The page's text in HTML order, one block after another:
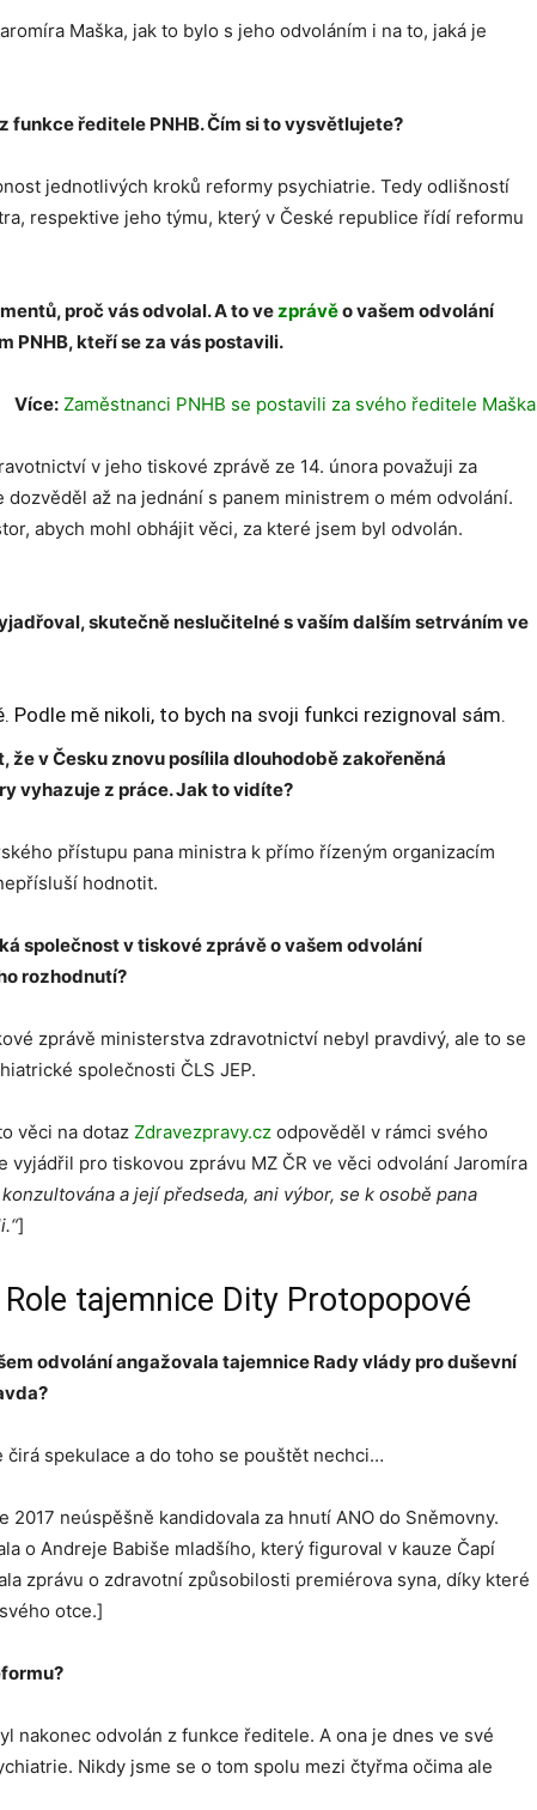
Maška, jak to bylo s jeho odvoláním i na to, jaká je
funkce ředitele PNHB. Čím si to vysvětlujete?
jednotlivých kroků reformy psychiatrie. Tedy odlišností
respektive jeho týmu, který v České republice řídí reformu
proč vás odvolal. A to vezprávěo vašem odvolání
PNHB, kteří se za vás postavili.
Více: Zaměstnanci PNHB se postavili za svého ředitele Maška
v jeho tiskové zprávě ze 14. února považuji za
až na jednání s panem ministrem o mém odvolání.
abych mohl obhájit věci, za které jsem byl odvolán.
skutečně neslučitelné s vaším dalším setrváním ve
Podle mě nikoli, to bych na svoji funkci rezignoval sám.
že v Česku znovu posílila dlouhodobě zakořeněná
vyhazuje z práce. Jak to vidíte?
přístupu pana ministra k přímo řízeným organizacím
hodnotit.
společnost v tiskové zprávě o vašem odvolání
rozhodnutí?
zprávě ministerstva zdravotnictví nebyl pravdivý, ale to se
společnosti ČLS JEP.
věci na dotaz Zdravezpravy.cz odpověděl v rámci svého
vyjádřil pro tiskovou zprávu MZ ČR ve věci odvolání Jaromíra
a její předseda, ani výbor, se k osobě pana
]
tajemnice Dity Protopopové
odvolání angažovala tajemnice Rady vlády pro duševní
čirá spekulace a do toho se pouštět nechci…
2017 neúspěšně kandidovala za hnutí ANO do Sněmovny.
o Andreje Babiše mladšího, který figuroval v kauze Čapí
zprávu o zdravotní způsobilosti premiérova syna, díky které
otce.]
nakonec odvolán z funkce ředitele. A ona je dnes ve své
Nikdy jsme se o tom spolu mezi čtyřma očima ale